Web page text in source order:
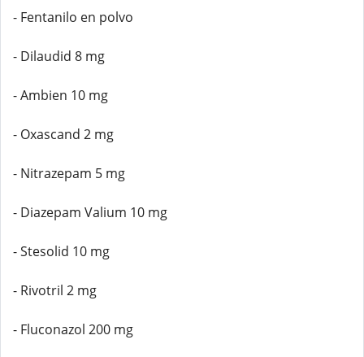
- Fentanilo en polvo
- Dilaudid 8 mg
- Ambien 10 mg
- Oxascand 2 mg
- Nitrazepam 5 mg
- Diazepam Valium 10 mg
- Stesolid 10 mg
- Rivotril 2 mg
- Fluconazol 200 mg